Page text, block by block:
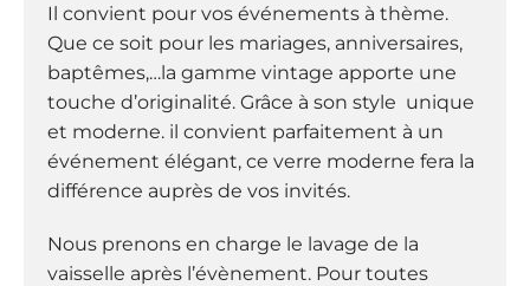
Il convient pour vos événements à thème.
Que ce soit pour les mariages, anniversaires,
baptêmes,…la gamme vintage apporte une
touche d’originalité. Grâce à son style unique
et moderne. il convient parfaitement à un
événement élégant, ce verre moderne fera la
différence auprès de vos invités.
Nous prenons en charge le lavage de la
vaisselle après l’évènement. Pour toutes